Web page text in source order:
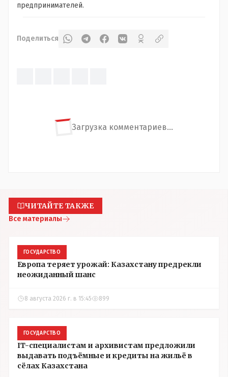
предпринимателей.
Поделиться
Загрузка комментариев...
ЧИТАЙТЕ ТАКЖЕ
Все материалы
ГОСУДАРСТВО
Европа теряет урожай: Казахстану предрекли
неожиданный шанс
8 августа 2026 г. в 15:45 899
ГОСУДАРСТВО
IT-специалистам и архивистам предложили
выдавать подъёмные и кредиты на жильё в
сёлах Казахстана